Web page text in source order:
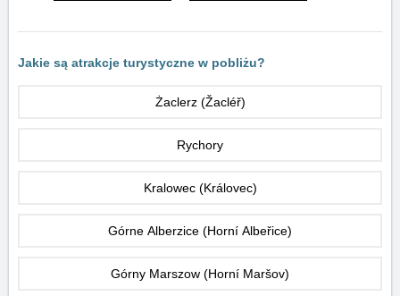
Jakie są atrakcje turystyczne w pobliżu?
Żaclerz (Žacléř)
Rychory
Kralowec (Královec)
Górne Alberzice (Horní Albeřice)
Górny Marszow (Horní Maršov)